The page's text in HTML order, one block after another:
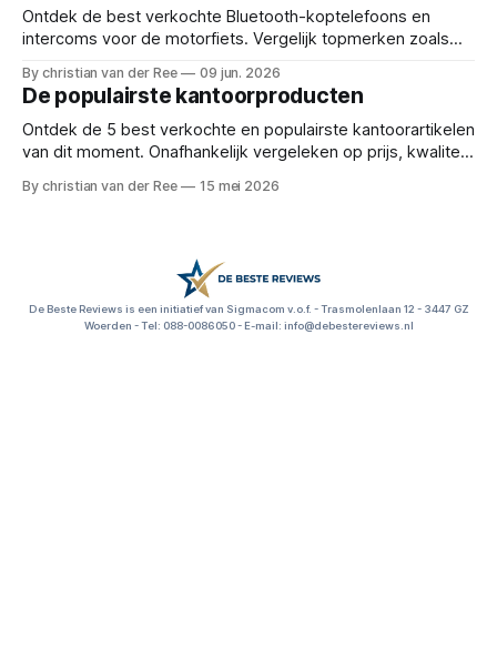
Ontdek de best verkochte Bluetooth-koptelefoons en
intercoms voor de motorfiets. Vergelijk topmerken zoals
Reviews en deals voor: motor intercom, bluetooth
motorheadset, motor communicatiesysteem, beste motor
headset, cardo spirit, ejeas v6 pro, lex
By christian van der Ree 09 jun. 2026
De populairste kantoorproducten
Ontdek de 5 best verkochte en populairste kantoorartikelen
van dit moment. Onafhankelijk vergeleken op prijs, kwaliteit
bureau accessoires, kantoorbenodigdheden, thuiswerkplek
By christian van der Ree 15 mei 2026
De Beste Reviews is een initiatief van Sigmacom v.o.f. - Trasmolenlaan 12 - 3447 GZ
Woerden - Tel: 088-0086050 - E-mail: info@debestereviews.nl